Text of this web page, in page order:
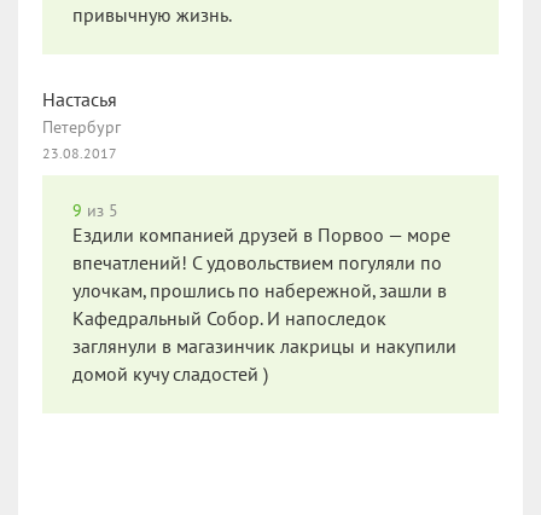
привычную жизнь.
Настасья
Петербург
23.08.2017
9 из 5
Ездили компанией друзей в Порвоо — море
впечатлений! С удовольствием погуляли по
улочкам, прошлись по набережной, зашли в
Кафедральный Собор. И напоследок
заглянули в магазинчик лакрицы и накупили
домой кучу сладостей )